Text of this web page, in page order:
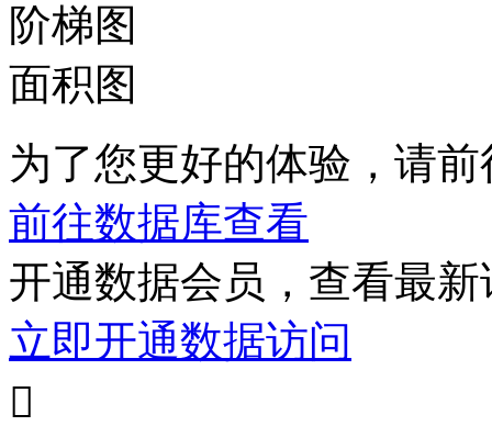
阶梯图
面积图
为了您更好的体验，请
前往数据库查看
开通数据会员，查看最
立即开通数据访问
